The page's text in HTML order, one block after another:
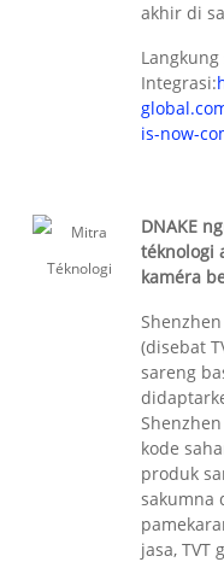
akhir di
Integrasi:
is-now-
DNAKE
téknologi
kaméra
(disebat
sareng
kode
produk
sakumna
jasa,